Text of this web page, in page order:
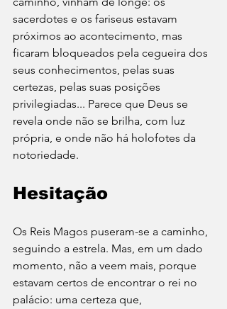
sacerdotes e os fariseus estavam
próximos ao acontecimento, mas
ficaram bloqueados pela cegueira dos
seus conhecimentos, pelas suas
certezas, pelas suas posições
privilegiadas... Parece que Deus se
revela onde não se brilha, com luz
própria, e onde não há holofotes da
notoriedade.
Hesitação
Os Reis Magos puseram-se a caminho,
seguindo a estrela. Mas, em um dado
momento, não a veem mais, porque
estavam certos de encontrar o rei no
palácio: uma certeza que,